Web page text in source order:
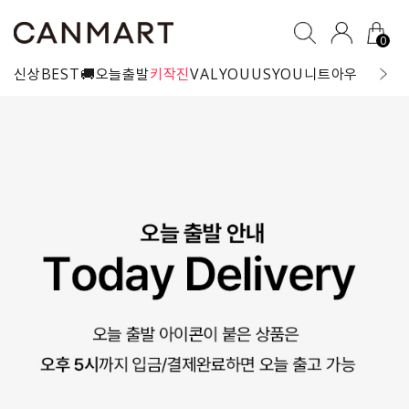
0
신상BEST🚚오늘출발키작진VALYOUUSYOU니트아우터 블라